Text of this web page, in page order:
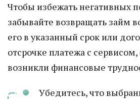
Чтобы избежать негативных
забывайте возвращать займ
его в указанный срок или
отсрочке платежа с сервисом,
возникли финансовые
Убедитесь, что